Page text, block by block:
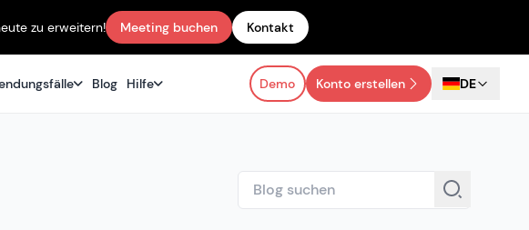
zu erweitern! Meeting buchen Kontakt
Blog Hilfe Demo Konto erstellen DE